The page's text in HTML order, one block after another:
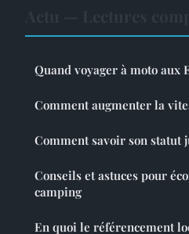
Quand voyager à moto aux
Comment augmenter la
Comment savoir son statut
Conseils et astuces pour
camping
En quoi le référencement